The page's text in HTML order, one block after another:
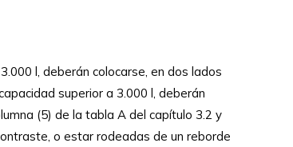
l, deberán colocarse, en dos lados
superior a 3.000 l, deberán
(5) de la tabla A del capítulo 3.2 y
o estar rodeadas de un reborde